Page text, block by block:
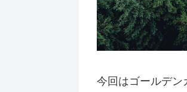
今回はゴールデン